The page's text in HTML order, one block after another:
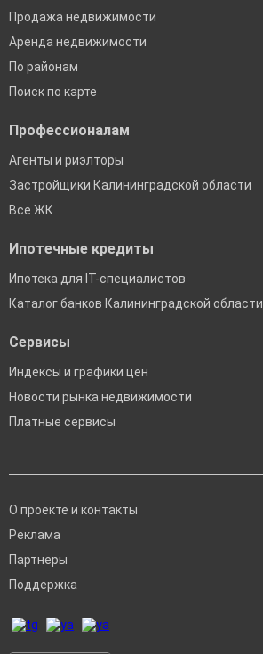
Продажа недвижимости
Аренда недвижимости
По районам
Поиск по карте
Профессионалам
Агенты и риэлторы
Застройщики Калининградской области
Все ЖК
Ипотечные кредиты
Ипотека для IT-специалистов
Каталог банков Калининградской области
Сервисы
Индексы и графики цен
Новости рынка недвижимости
Платные сервисы
О проекте и контакты
Реклама
Партнеры
Поддержка